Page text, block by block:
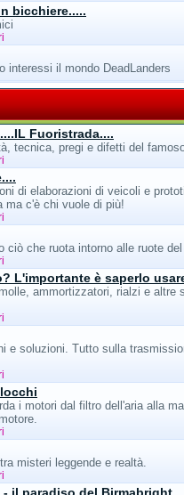
bicchiere.....
interessi il mondo DeadLanders
Fuoristrada....
tecnica, pregi e difetti del
di elaborazioni di veicoli e
ma c'è chi vuole di più!
ciò che ruota intorno alle ruote
L'importante è saperlo
ammortizzatori, rialzi e altre
e soluzioni. Tutto sulla
i motori dal filtro dell'aria alla
misteri leggende e realtà.